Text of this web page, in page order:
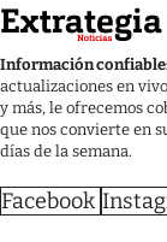
Información
actualizaciones en
y más, le ofrecemos
que nos convierte en
días de la semana.
Facebook